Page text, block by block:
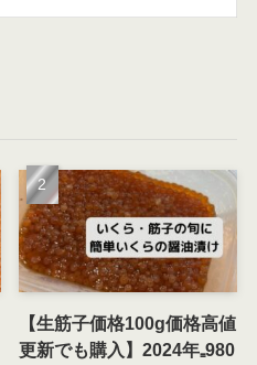
【生筋子価格100g価格高値
更新でも購入】2024年₌980